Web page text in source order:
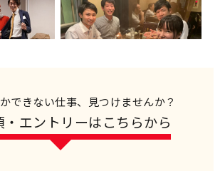
できない仕事、見つけませんか？
・エントリーはこちらから